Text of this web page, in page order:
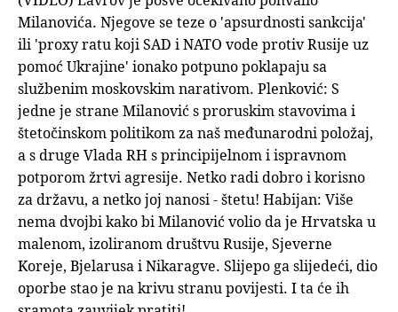
Milanovića. Njegove se teze o 'apsurdnosti sankcija'
ili 'proxy ratu koji SAD i NATO vode protiv Rusije uz
pomoć Ukrajine' ionako potpuno poklapaju sa
službenim moskovskim narativom. Plenković: S
jedne je strane Milanović s proruskim stavovima i
štetočinskom politikom za naš međunarodni položaj,
a s druge Vlada RH s principijelnom i ispravnom
potporom žrtvi agresije. Netko radi dobro i korisno
za državu, a netko joj nanosi - štetu! Habijan: Više
nema dvojbi kako bi Milanović volio da je Hrvatska u
malenom, izoliranom društvu Rusije, Sjeverne
Koreje, Bjelarusa i Nikaragve. Slijepo ga slijedeći, dio
oporbe stao je na krivu stranu povijesti. I ta će ih